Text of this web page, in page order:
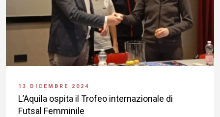
13 DICEMBRE 2024
L’Aquila ospita il Trofeo internazionale di
Futsal Femminile